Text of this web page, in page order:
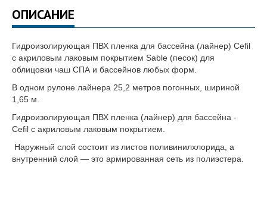
ОПИСАНИЕ
Гидроизолирующая ПВХ пленка для бассейна (лайнер) Cefil
с акриловым лаковым покрытием Sable (песок) для
облицовки чаш СПА и бассейнов любых форм.
В одном рулоне лайнера 25,2 метров погонных, шириной
1,65 м.
Гидроизолирующая ПВХ пленка (лайнер) для бассейна -
Cefil с акриловым лаковым покрытием.
Наружный слой состоит из листов поливинилхлорида, а
внутренний слой — это армированная сеть из полиэстера.